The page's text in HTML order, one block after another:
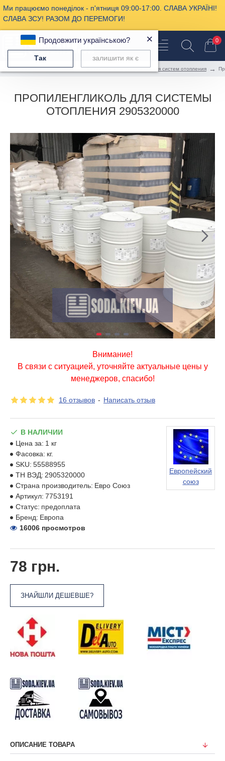
Ми працюємо понеділок - п'ятниця 09:00-17:00. СЛАВА УКРАЇНІ!
СЛАВА ЗСУ! РАЗОМ ДО ПЕРЕМОГИ!
0
Промышленная химия Теплоносители, продукция для систем отопления
ПРОПИЛЕНГЛИКОЛЬ ДЛЯ СИСТЕМЫ
ОТОПЛЕНИЯ 2905320000
Внимание!
В связи с ситуацией, уточняйте актуальные цены у
менеджеров, спасибо!
16 отзывов - Написать отзыв
78 грн.
ЗНАЙШЛИ ДЕШЕВШЕ?
В НАЛИЧИИ
Цена за: 1 кг
Фасовка: кг.
SKU: 55588955
ТН ВЭД: 2905320000
Страна производитель: Евро Союз
Артикул: 7753191
Статус: предоплата
Бренд: Европа
Европейский
союз
16006 просмотров
ОПИСАНИЕ ТОВАРА
Продовжити українською? ×
Так залишити як є